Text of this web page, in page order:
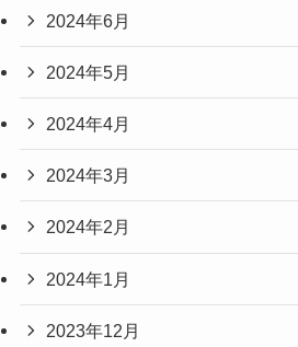
2024年6月
2024年5月
2024年4月
2024年3月
2024年2月
2024年1月
2023年12月